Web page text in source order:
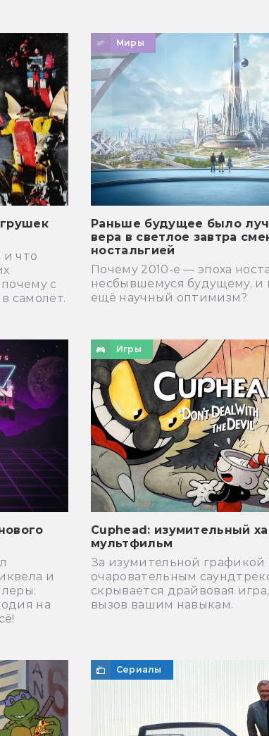
и что
с
самолёт.
Миры
Раньше будущее было
вера в светлое завтра
ностальгией
Почему 2010-е — эпоха
несбывшемуся будущему, и
ещё научный оптимизм?
и
на
Игры
Cuphead: изумительный
мультфильм
За изумительной графикой
очаровательным
скрывается драйвовая
вызов вашим навыкам.
Сериалы